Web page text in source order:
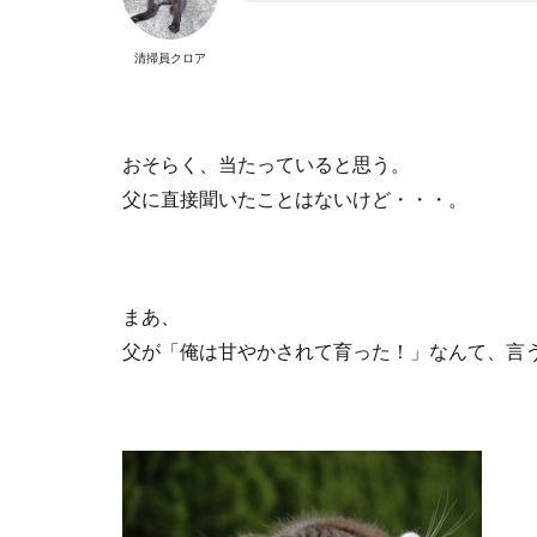
清掃員クロア
おそらく、当たっていると思う。
父に直接聞いたことはないけど・・・。
まあ、
父が「俺は甘やかされて育った！」なんて、言